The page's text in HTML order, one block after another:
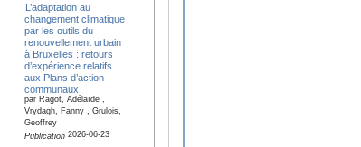
L’adaptation au
changement climatique
par les outils du
renouvellement urbain
à Bruxelles : retours
d’expérience relatifs
aux Plans d’action
communaux
par Ragot, Adélaïde ,
Vrydagh, Fanny , Grulois,
Geoffrey
Publication2026-06-23